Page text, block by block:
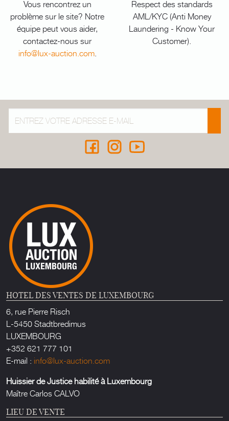
Vous rencontrez un
problème sur le site? Notre
équipe peut vous aider,
contactez-nous sur
info@lux-auction.com.
Respect des standards
AML/KYC (Anti Money
Laundering - Know Your
Customer).
HOTEL DES VENTES DE LUXEMBOURG
6, rue Pierre Risch
L-5450 Stadtbredimus
LUXEMBOURG
+352 621 777 101
E-mail : info@lux-auction.com
Huissier de Justice habilité à Luxembourg
Maître Carlos CALVO
LIEU DE VENTE